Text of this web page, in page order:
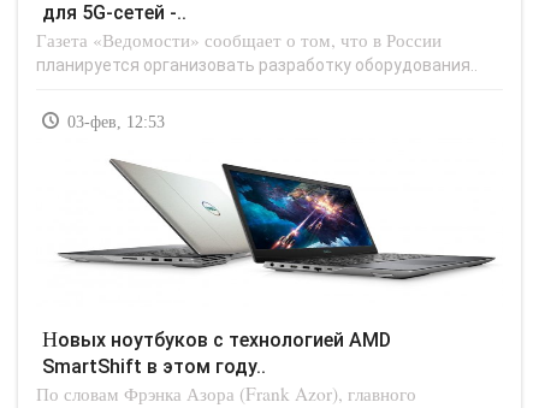
для 5G-сетей -..
Газета «Ведомости» сообщает о том, что в России
планируется организовать разработку оборудования..
03-фев, 12:53
Новых ноутбуков с технологией AMD
SmartShift в этом году..
По словам Фрэнка Азора (Frank Azor), главного